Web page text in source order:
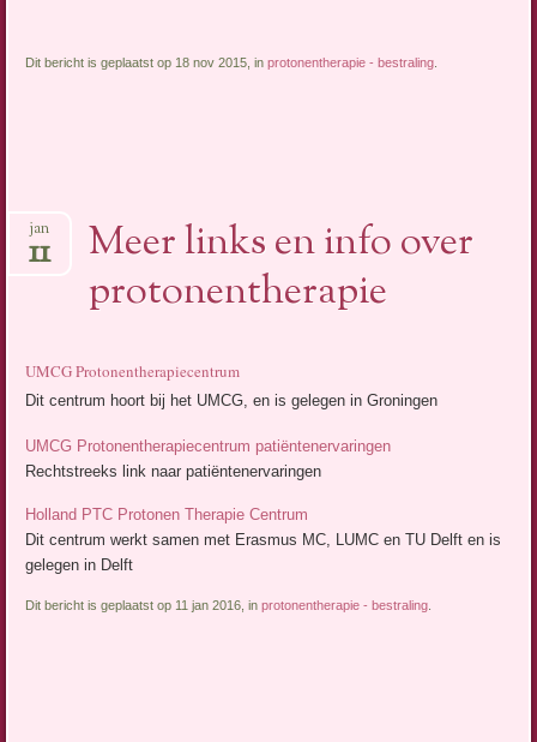
Dit bericht is geplaatst op 18 nov 2015, inprotonentherapie - bestraling
Meer links en info over
protonentherapie
jan
11
UMCG Protonentherapiecentrum
Dit centrum hoort bij het UMCG, en is gelegen in Groningen
UMCG Protonentherapiecentrum patiëntenervaringen
Rechtstreeks link naar patiëntenervaringen
Holland PTC Protonen Therapie Centrum
Dit centrum werkt samen met Erasmus MC, LUMC en TU Delft en is
gelegen in Delft
Dit bericht is geplaatst op 11 jan 2016, inprotonentherapie - bestraling